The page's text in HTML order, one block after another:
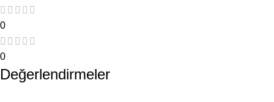
0
0
Değerlendirmeler